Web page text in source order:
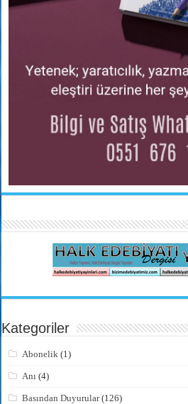
Kategoriler
Abonelik (1)
Anı (4)
Basından Duyurular(126)